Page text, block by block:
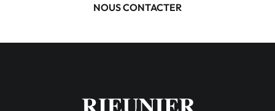
NOUS CONTACTER